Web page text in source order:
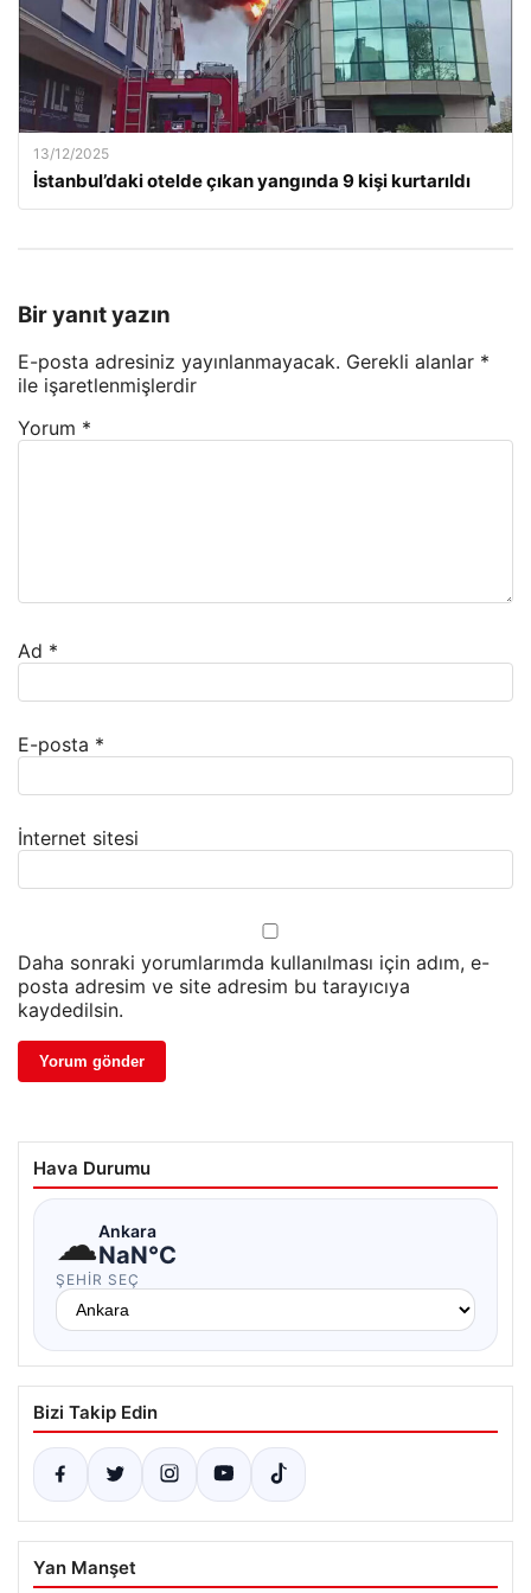
13/12/2025
İstanbul’daki otelde çıkan yangında 9 kişi kurtarıldı
Bir yanıt yazın
E-posta adresiniz yayınlanmayacak. Gerekli alanlar *
ile işaretlenmişlerdir
Yorum *
Ad *
E-posta *
İnternet sitesi
Daha sonraki yorumlarımda kullanılması için adım, e-
posta adresim ve site adresim bu tarayıcıya
kaydedilsin.
Hava Durumu
☁Ankara
NaN°C
ŞEHIR SEÇ
Bizi Takip Edin
Yan Manşet